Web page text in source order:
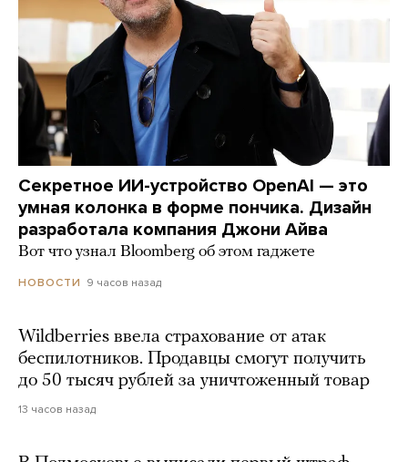
Секретное ИИ-устройство OpenAI — это
умная колонка в форме пончика. Дизайн
разработала компания Джони Айва
Вот что узнал Bloomberg об этом гаджете
НОВОСТИ 9 часов назад
Wildberries ввела страхование от атак
беспилотников. Продавцы смогут получить
до 50 тысяч рублей за уничтоженный товар
13 часов назад